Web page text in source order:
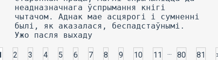
2 3 4 5 6 7 8 9 10 11 ... 80 81